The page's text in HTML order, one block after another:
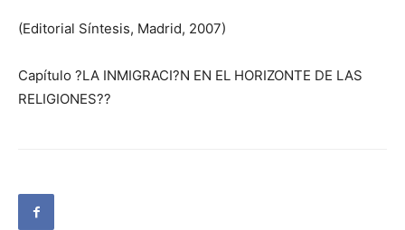
(Editorial Síntesis, Madrid, 2007)
Capítulo ?LA INMIGRACI?N EN EL HORIZONTE DE LAS
RELIGIONES??